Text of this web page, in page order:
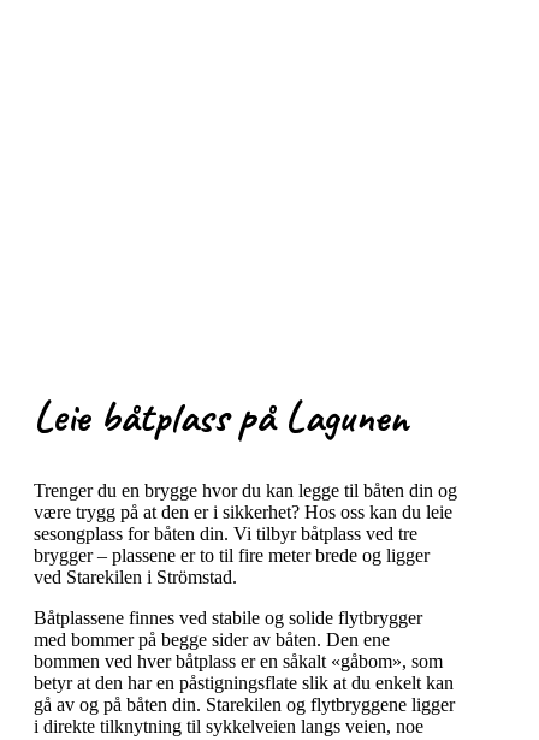
Leie båtplass på Lagunen
Trenger du en brygge hvor du kan legge til båten din og
være trygg på at den er i sikkerhet? Hos oss kan du leie
sesongplass for båten din. Vi tilbyr båtplass ved tre
brygger – plassene er to til fire meter brede og ligger
ved Starekilen i Strömstad.
Båtplassene finnes ved stabile og solide flytbrygger
med bommer på begge sider av båten. Den ene
bommen ved hver båtplass er en såkalt «gåbom», som
betyr at den har en påstigningsflate slik at du enkelt kan
gå av og på båten din. Starekilen og flytbryggene ligger
i direkte tilknytning til sykkelveien langs veien, noe